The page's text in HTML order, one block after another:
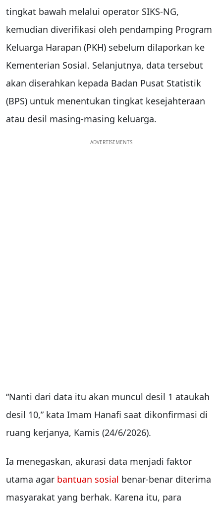
tingkat bawah melalui operator SIKS-NG,
kemudian diverifikasi oleh pendamping Program
Keluarga Harapan (PKH) sebelum dilaporkan ke
Kementerian Sosial. Selanjutnya, data tersebut
akan diserahkan kepada Badan Pusat Statistik
(BPS) untuk menentukan tingkat kesejahteraan
atau desil masing-masing keluarga.
ADVERTISEMENTS
“Nanti dari data itu akan muncul desil 1 ataukah
desil 10,” kata Imam Hanafi saat dikonfirmasi di
ruang kerjanya, Kamis (24/6/2026).
Ia menegaskan, akurasi data menjadi faktor
utama agar bantuan sosial benar-benar diterima
masyarakat yang berhak. Karena itu, para